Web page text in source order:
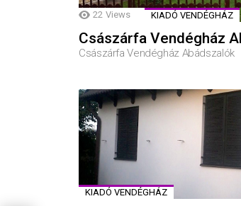
22 Views KIADÓ VENDÉGHÁZ
Császárfa Vendégház
Császárfa Vendégház Abádszalók
KIADÓ VENDÉGHÁZ